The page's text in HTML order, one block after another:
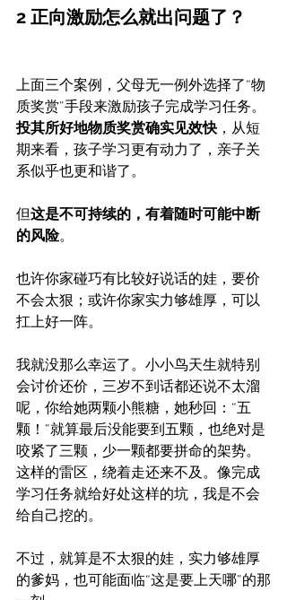
2 正向激励怎么就出问题了？
上面三个案例，父母无一例外选择了“物
质奖赏”手段来激励孩子完成学习任务。
投其所好地物质奖赏确实见效快，从短
期来看，孩子学习更有动力了，亲子关
系似乎也更和谐了。
但这是不可持续的，有着随时可能中断
的风险。
也许你家碰巧有比较好说话的娃，要价
不会太狠；或许你家实力够雄厚，可以
扛上好一阵。
我就没那么幸运了。小小鸟天生就特别
会讨价还价，三岁不到话都还说不太溜
呢，你给她两颗小熊糖，她秒回：“五
颗！”就算最后没能要到五颗，也绝对是
咬紧了三颗，少一颗都要拼命的架势。
这样的雷区，绕着走还来不及。像完成
学习任务就给好处这样的坑，我是不会
给自己挖的。
不过，就算是不太狠的娃，实力够雄厚
的爹妈，也可能面临“这是要上天哪”的那